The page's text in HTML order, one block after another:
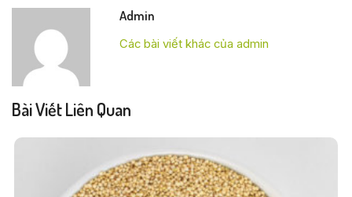
Admin
Các bài viết khác của admin
Bài Viết Liên Quan